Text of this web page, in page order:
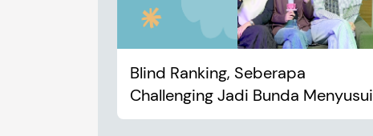
Blind Ranking, Seberapa
Challenging Jadi Bunda Menyusui